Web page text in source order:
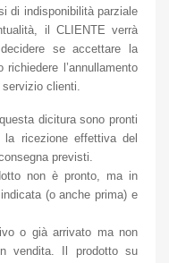
di indisponibilità parziale
il CLIENTE verrà
se accettare la
l’annullamento
servizio clienti.
dicitura sono pronti
ricezione effettiva del
previsti.
non è pronto, ma in
(o anche prima) e
o già arrivato ma non
vendita. Il prodotto su